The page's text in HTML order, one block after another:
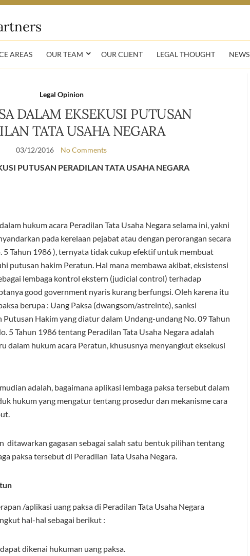
AREAS OUR TEAM OUR CLIENT LEGAL THOUGHT NEWS
Legal Opinion
DALAM EKSEKUSI PUTUSAN
TATA USAHA NEGARA
03/12/2016 No Comments
PUTUSAN PERADILAN TATA USAHA NEGARA
hukum acara Peradilan Tata Usaha Negara selama ini, yakni
pada kerelaan pejabat atau dengan perorangan secara
5 Tahun 1986 ), ternyata tidak cukup efektif untuk membuat
putusan hakim Peratun. Hal mana membawa akibat, eksistensi
lembaga kontrol ekstern (judicial control) terhadap
good government nyaris kurang berfungsi. Oleh karena itu
berupa : Uang Paksa (dwangsom/astreinte), sanksi
Hakim yang diatur dalam Undang-undang No. 09 Tahun
5 Tahun 1986 tentang Peradilan Tata Usaha Negara adalah
dalam hukum acara Peratun, khususnya menyangkut eksekusi
adalah, bagaimana aplikasi lembaga paksa tersebut dalam
hukum yang mengatur tentang prosedur dan mekanisme cara
ditawarkan gagasan sebagai salah satu bentuk pilihan tentang
paksa tersebut di Peradilan Tata Usaha Negara.
/aplikasi uang paksa di Peradilan Tata Usaha Negara
hal-hal sebagai berikut :
dikenai hukuman uang paksa.